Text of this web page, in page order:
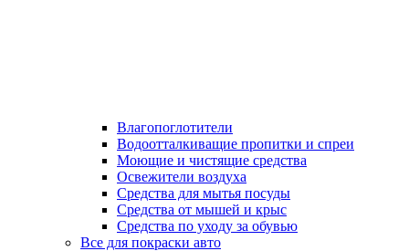
Влагопоглотители
Водоотталкиващие пропитки и спреи
Моющие и чистящие средства
Освежители воздуха
Средства для мытья посуды
Средства от мышей и крыс
Средства по уходу за обувью
Все для покраски авто